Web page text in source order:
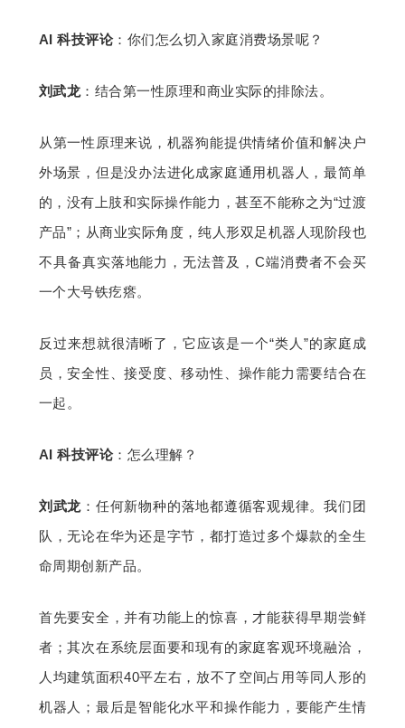
AI 科技评论：你们怎么切入家庭消费场景呢？
刘武龙 ：结合第一性原理和商业实际的排除法。
从第一性原理来说，机器狗能提供情绪价值和解决户
外场景，但是没办法进化成家庭通用机器人，最简单
的，没有上肢和实际操作能力，甚至不能称之为“过渡
产品”；从商业实际角度，纯人形双足机器人现阶段也
不具备真实落地能力，无法普及，C端消费者不会买
一个大号铁疙瘩。
反过来想就很清晰了，它应该是一个“类人”的家庭成
员，安全性、接受度、移动性、操作能力需要结合在
一起。
AI 科技评论：怎么理解？
刘武龙 ：任何新物种的落地都遵循客观规律。我们团
队，无论在华为还是字节，都打造过多个爆款的全生
命周期创新产品。
首先要安全，并有功能上的惊喜，才能获得早期尝鲜
者；其次在系统层面要和现有的家庭客观环境融洽，
人均建筑面积40平左右，放不了空间占用等同人形的
机器人；最后是智能化水平和操作能力，要能产生情